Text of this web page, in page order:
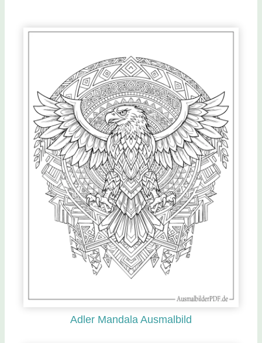
Adler Mandala Ausmalbild